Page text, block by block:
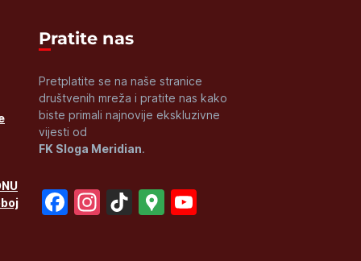
Pratite nas
Pretplatite se na naše stranice
društvenih mreža i pratite nas kako
biste primali najnovije ekskluzivne
vijesti od
FK Sloga Meridian.
Facebook
Instagram
TikTokGoogle